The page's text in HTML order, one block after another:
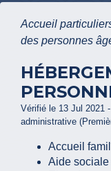
Accueil
des personnes
Vérifié le 13 Jul 2021
administrative
Accueil
Aide